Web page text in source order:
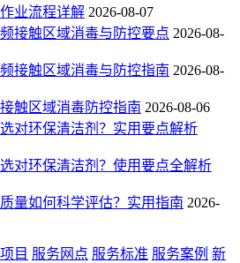
业流程详解 2026-08-07
接触区域消毒与防控要点 2026-08-
接触区域消毒与防控指南 2026-08-
触区域消毒防控指南 2026-08-06
对环保清洁剂？实用要点解析
对环保清洁剂？使用要点全解析
量如何科学评估？实用指南 2026-
目 服务网点 服务标准 服务案例 新